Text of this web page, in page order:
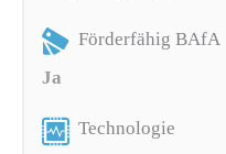
Förderfähig BAfA
Ja
Technologie